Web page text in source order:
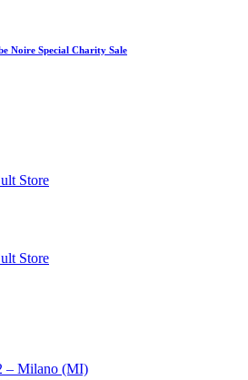
Noire Special Charity Sale
– Milano (MI)